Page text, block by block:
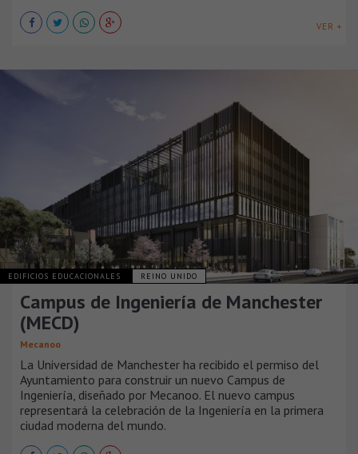
VER +
EDIFICIOS EDUCACIONALES REINO UNIDO
Campus de Ingeniería de Manchester
(MECD)
Mecanoo
La Universidad de Manchester ha recibido el permiso del
Ayuntamiento para construir un nuevo Campus de
Ingeniería, diseñado por Mecanoo. El nuevo campus
representará la celebración de la Ingeniería en la primera
ciudad moderna del mundo.